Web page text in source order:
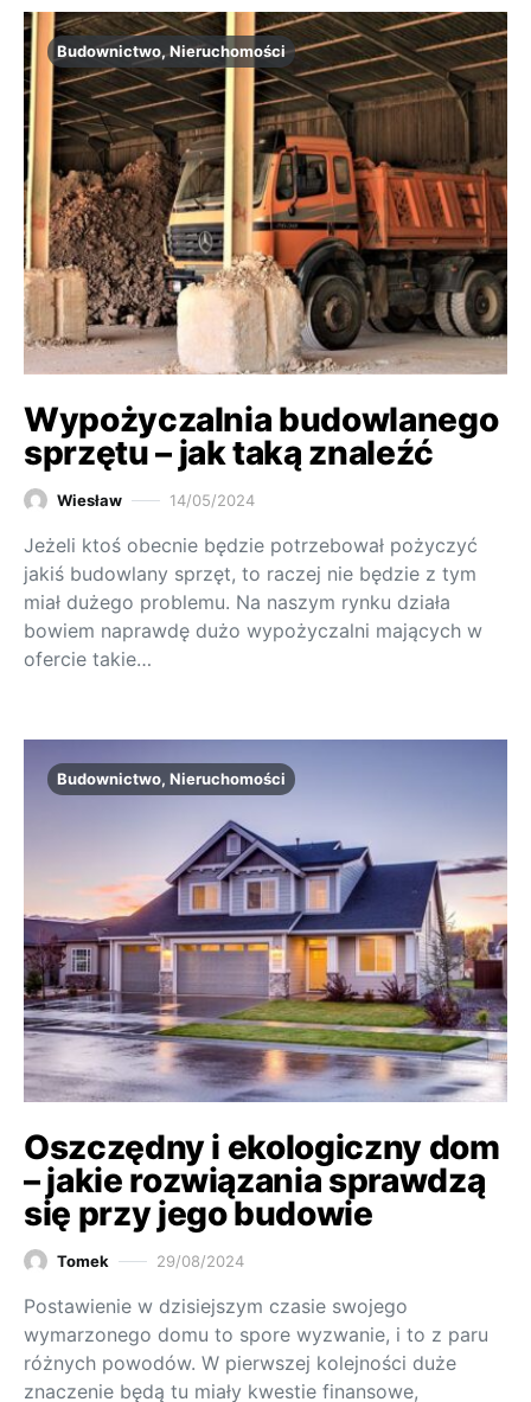
Budownictwo, Nieruchomości
Wypożyczalnia budowlanego
sprzętu – jak taką znaleźć
Wiesław 14/05/2024
Jeżeli ktoś obecnie będzie potrzebował pożyczyć
jakiś budowlany sprzęt, to raczej nie będzie z tym
miał dużego problemu. Na naszym rynku działa
bowiem naprawdę dużo wypożyczalni mających w
ofercie takie…
Budownictwo, Nieruchomości
Oszczędny i ekologiczny dom
– jakie rozwiązania sprawdzą
się przy jego budowie
Tomek 29/08/2024
Postawienie w dzisiejszym czasie swojego
wymarzonego domu to spore wyzwanie, i to z paru
różnych powodów. W pierwszej kolejności duże
znaczenie będą tu miały kwestie finansowe,